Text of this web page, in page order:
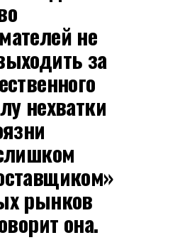
не
за
нехватки
рынков
она.